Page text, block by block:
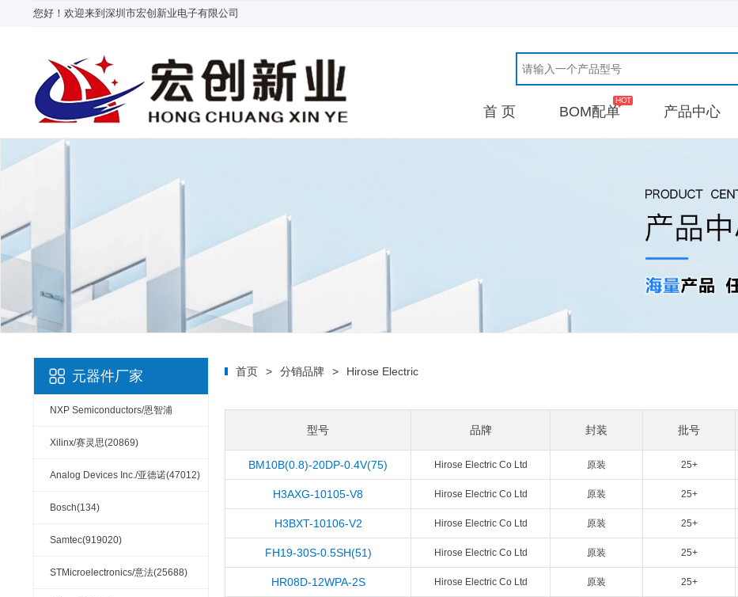
您好！欢迎来到深圳市宏创新业电子有限公司
首 页 BOM配单 产品中心
元器件厂家
NXP Semiconductors/恩智浦
(32132)
Xilinx/赛灵思(20869)
Analog Devices Inc./亚德诺(47012)
Bosch(134)
Samtec(919020)
STMicroelectronics/意法(25688)
首页 > 分销品牌 > Hirose Electric
型号 品牌 封装 批号
BM10B(0.8)-20DP-0.4V(75) Hirose Electric Co Ltd 原装 25+
H3AXG-10105-V8 Hirose Electric Co Ltd 原装 25+
H3BXT-10106-V2 Hirose Electric Co Ltd 原装 25+
FH19-30S-0.5SH(51) Hirose Electric Co Ltd 原装 25+
HR08D-12WPA-2S Hirose Electric Co Ltd 原装 25+